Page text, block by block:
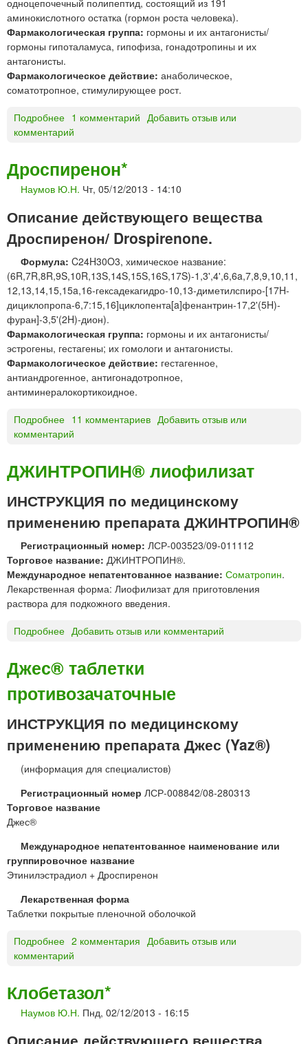
е
л
ь
О
р
и
о
о
о
р
й
ш
аминокислотного остатка (гормон роста человека).
Фармакологическая группа: гормоны и их антагонисты/
гормоны гипоталамуса, гипофиза, гонадотропины и их
антагонисты.
Фармакологическое действие: анаболическое,
соматотропное, стимулирующее рост.
Подробнее
С
а
т
о
и
н
*
1 комментарий Добавить отзыв или
комментарий
Дроспиренон*
Наумов Ю.Н. Чт, 05/12/2013 - 14:10
Описание действующего вещества
Дроспиренон/ Drospirenone.
Формула: C24H30O3, химическое название:
(6R,7R,8R,9S,10R,13S,14S,15S,16S,17S)-1,3',4',6,6a,7,8,9,10,11,
12,13,14,15,15a,16-гексадекагидро-10,13-диметилспиро-[17H-
дициклопропа-6,7:15,16]циклопента[a]фенантрин-17,2'(5H)-
фуран]-3,5'(2H)-дион).
Фармакологическая группа: гормоны и их антагонисты/
эстрогены, гестагены; их гомологи и антагонисты.
Фармакологическое действие: гестагенное,
антиандрогенное, антигонадотропное,
антиминералокортикоидное.
Подробнее
Д
о
с
и
р
н
о
н
*
11 комментариев Добавить отзыв или
комментарий
ДЖИНТРОПИН® лиофилизат
ИНСТРУКЦИЯ по медицинскому
применению препарата ДЖИНТРОПИН®
Регистрационный номер: ЛСР-003523/09-011112
Торговое название: ДЖИНТРОПИН®.
Международное непатентованное название: Соматропин.
Лекарственная форма: Лиофилизат для приготовления
раствора для подкожного введения.
Подробнее
Н
Т
Р
О
П
Н
®
л
ф
и
л
з
а
Добавить отзыв или комментарий
Джес® таблетки
противозачаточные
ИНСТРУКЦИЯ по медицинскому
применению препарата Джес (Yaz®)
(информация для специалистов)
Регистрационный номер ЛСР-008842/08-280313
Торговое название
Джес®
Международное непатентованное наименование или
группировочное название
Этинилэстрадиол + Дроспиренон
Лекарственная форма
Таблетки покрытые пленочной оболочкой
Подробнее
Д
с
®
2 комментария Добавить отзыв или
комментарий
Клобетазол*
Наумов Ю.Н. Пнд, 02/12/2013 - 16:15
Описание действующего вещества